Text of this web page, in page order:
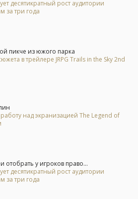
десятикратный рост аудитории
за три года
пикче из южого парка
в трейлере JRPG Trails in the Sky 2nd
над экранизацией The Legend of
отобрать у игроков право...
десятикратный рост аудитории
за три года